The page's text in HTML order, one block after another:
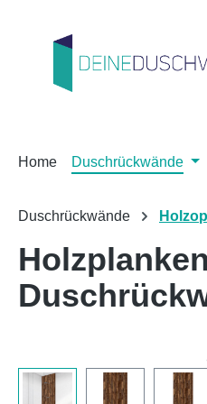
Home Duschrückwände
Duschrückwände